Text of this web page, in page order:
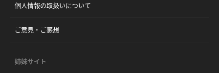
個人情報の取扱いについて
ご意見・ご感想
姉妹サイト